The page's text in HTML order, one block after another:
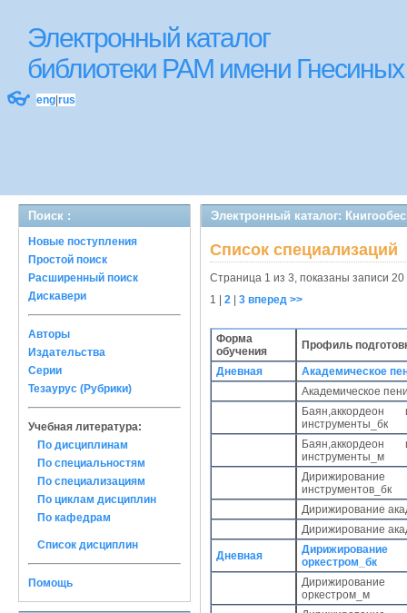
Электронный каталог
библиотеки РАМ имени Гнесиных
👓 eng rus
Поиск :
Новые поступления
Простой поиск
Расширенный поиск
Дискавери
Авторы
Издательства
Серии
Тезаурус (Рубрики)
Учебная литература:
По дисциплинам
По специальностям
По специализациям
По циклам дисциплин
По кафедрам
Список дисциплин
Помощь
Электронный каталог:
Список специализаций
Страница 1 из 3, показаны записи 20
1
2 3 вперед >>
Форма
обучения
Профиль
Дневная
Академическое
Академическое
инструменты_бк
инструменты_м
инструментов_бк
Дирижирование
Дирижирование
Дневная
Дирижирование
оркестром_бк
Дирижирование
оркестром_м